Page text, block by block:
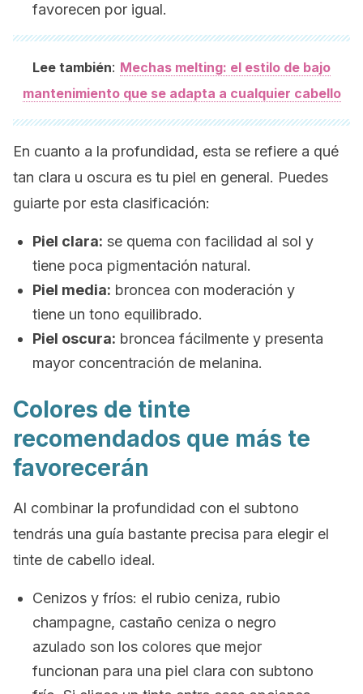
favorecen por igual.
Lee también: Mechas melting: el estilo de bajo
mantenimiento que se adapta a cualquier cabello
En cuanto a la profundidad, esta se refiere a qué
tan clara u oscura es tu piel en general. Puedes
guiarte por esta clasificación:
Piel clara: se quema con facilidad al sol y
tiene poca pigmentación natural.
Piel media: broncea con moderación y
tiene un tono equilibrado.
Piel oscura: broncea fácilmente y presenta
mayor concentración de melanina.
Colores de tinte
recomendados que más te
favorecerán
Al combinar la profundidad con el subtono
tendrás una guía bastante precisa para elegir el
tinte de cabello ideal.
Cenizos y fríos: el rubio ceniza, rubio
champagne, castaño ceniza o negro
azulado son los colores que mejor
funcionan para una piel clara con subtono